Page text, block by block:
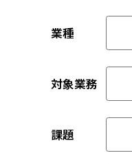
業種
対象業務
課題